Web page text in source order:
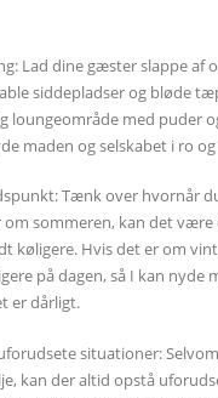
Lad dine gæster slappe af
siddepladser og bløde
loungeområde med puder
maden og selskabet i ro
Tænk over hvornår
om sommeren, kan det være
køligere. Hvis det er om
på dagen, så I kan nyde
er dårligt.
situationer:
kan der altid opstå